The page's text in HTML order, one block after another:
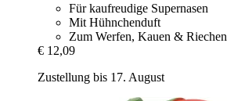
Für kaufreudige Supernasen
Mit Hühnchenduft
Zum Werfen, Kauen & Riechen
€ 12,09
Zustellung bis 17. August